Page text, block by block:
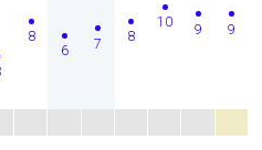
8
6 7 8
10 9 9